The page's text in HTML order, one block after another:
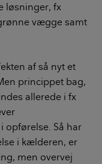
løsninger, fx
vægge samt
af så nyt et
princippet bag,
allerede i fx
opførelse. Så har
i kælderen, er
men overvej